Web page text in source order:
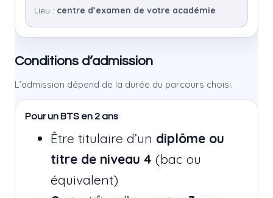
Lieu : centre d’examen de votre académie
Conditions d’admission
L’admission dépend de la durée du parcours choisi.
Pour un BTS en 2 ans
Être titulaire d’un diplôme ou
titre de niveau 4 (bac ou
équivalent)